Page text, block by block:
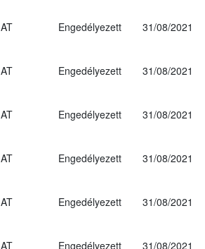
AT Engedélyezett 31/08/2021
AT Engedélyezett 31/08/2021
AT Engedélyezett 31/08/2021
AT Engedélyezett 31/08/2021
AT Engedélyezett 31/08/2021
AT Engedélyezett 31/08/2021